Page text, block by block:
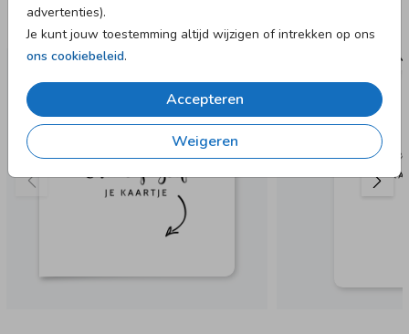
advertenties).
Je kunt jouw toestemming altijd wijzigen of intrekken op ons
ons cookiebeleid.
Accepteren
Weigeren
Deze designs vind je misschien ook leuk
ZELF